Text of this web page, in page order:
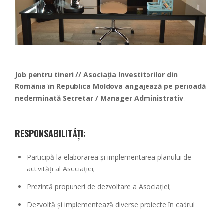
Job pentru tineri // Asociația Investitorilor din
România în Republica Moldova angajează pe perioadă
nederminată Secretar / Manager Administrativ.
RESPONSABILITĂȚI:
Participă la elaborarea și implementarea planului de
activități al Asociației;
Prezintă propuneri de dezvoltare a Asociației;
Dezvoltă și implementează diverse proiecte în cadrul